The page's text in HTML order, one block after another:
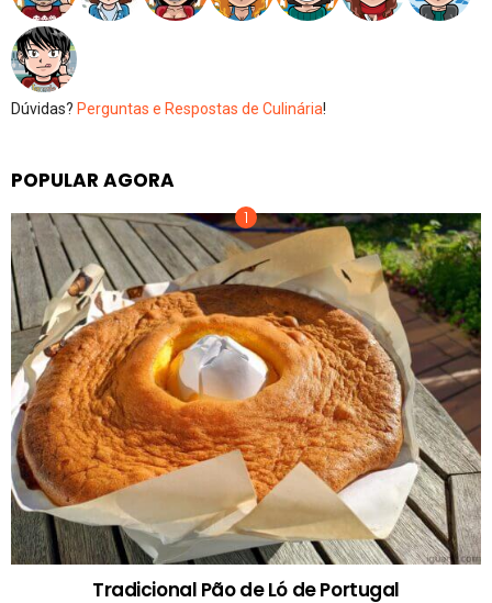
Dúvidas? Perguntas e Respostas de Culinária!
POPULAR AGORA
Tradicional Pão de Ló de Portugal